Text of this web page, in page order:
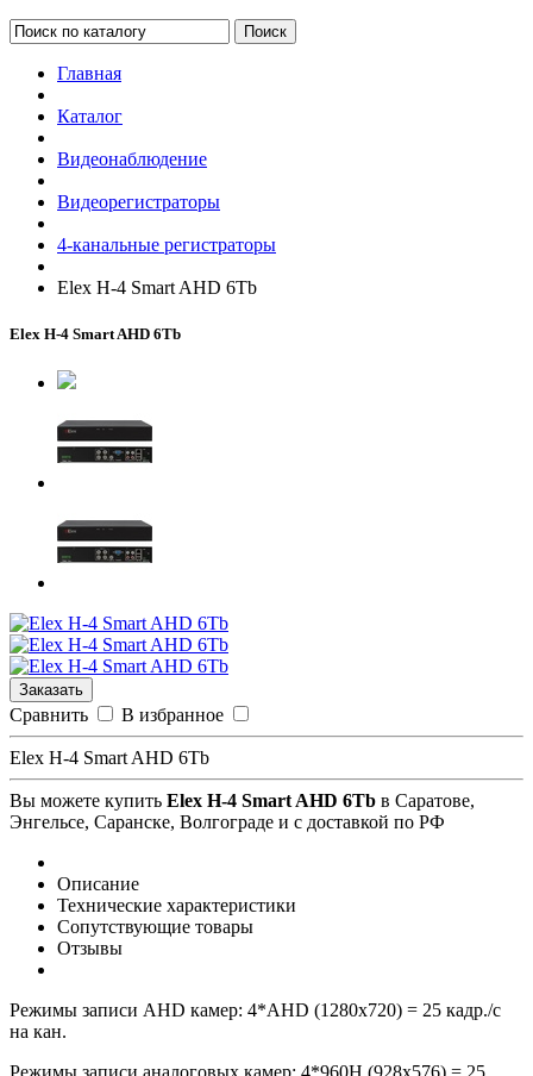
Поиск
Главная
Каталог
Видеонаблюдение
Видеорегистраторы
4-канальные регистраторы
Elex H-4 Smart AHD 6Tb
Elex H-4 Smart AHD 6Tb
Заказать
Сравнить В избранное
Elex H-4 Smart AHD 6Tb
Вы можете купить Elex H-4 Smart AHD 6Tb в Саратове,
Энгельсе, Саранске, Волгограде и с доставкой по РФ
Описание
Технические характеристики
Сопутствующие товары
Отзывы
Режимы записи AHD камер: 4*AHD (1280x720) = 25 кадр./с
на кан.